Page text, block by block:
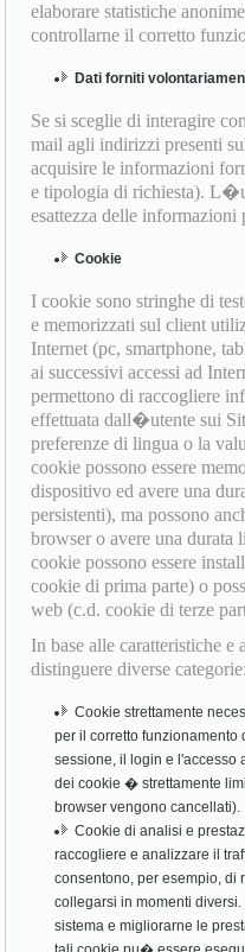
elaborare statistiche
controllarne il corretto
Dati forniti
Se si sceglie di interagire
mail agli indirizzi presenti
acquisire le informazioni
e tipologia di richiesta).
esattezza delle
Cookie
I cookie sono stringhe di
e memorizzati sul client
Internet (pc, smartphone,
ai successivi accessi ad
permettono di raccogliere
effettuata dall�utente sui
preferenze di lingua o la
cookie possono essere
dispositivo ed avere una
persistenti), ma possono
browser o avere una durata
cookie possono essere
cookie di prima parte) o
web (c.d. cookie di terze
In base alle caratteristiche
distinguere diverse categorie:
Cookie strettamente
per il corretto funzionamento
sessione, il login e l'accesso
dei cookie � strettamente
browser vengono cancellati).
Cookie di analisi e
raccogliere e analizzare il
consentono, per esempio, di
collegarsi in momenti
sistema e migliorarne le